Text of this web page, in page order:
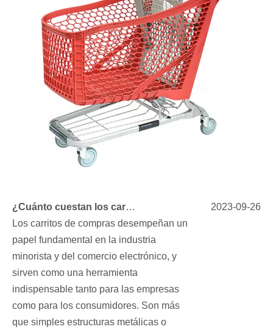
¿Cuánto cuestan los carritos de compras? Una guía completa
Los carritos de compras desempeñan un
papel fundamental en la industria
minorista y del comercio electrónico, y
sirven como una herramienta
indispensable tanto para las empresas
como para los consumidores. Son más
que simples estructuras metálicas o
2023-09-26